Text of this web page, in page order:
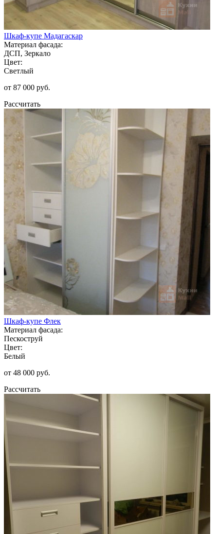
Шкаф-купе Мадагаскар
Материал фасада:
ДСП, Зеркало
Цвет:
Светлый
от 87 000 руб.
Рассчитать
Шкаф-купе Флек
Материал фасада:
Пескоструй
Цвет:
Белый
от 48 000 руб.
Рассчитать